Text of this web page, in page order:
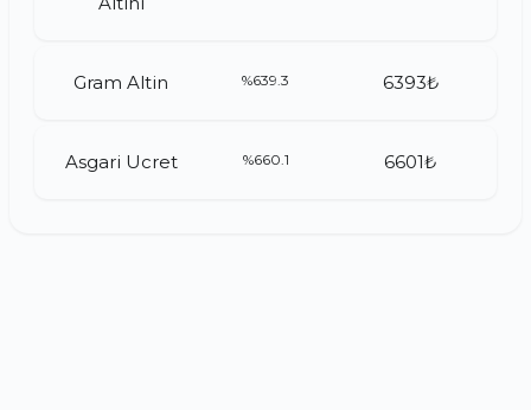
Gram Altin %639.3 6393₺
Asgari Ucret %660.1 6601₺